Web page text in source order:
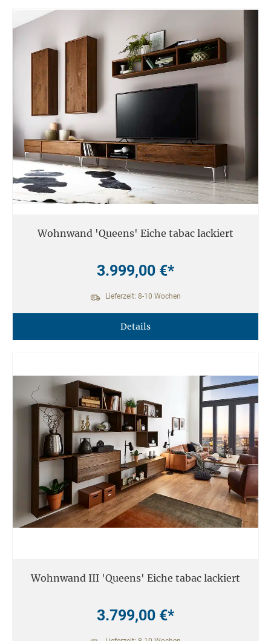
Wohnwand 'Queens' Eiche tabac lackiert
3.999,00 €*
Lieferzeit: 8-10 Wochen
Details
Wohnwand III 'Queens' Eiche tabac lackiert
3.799,00 €*